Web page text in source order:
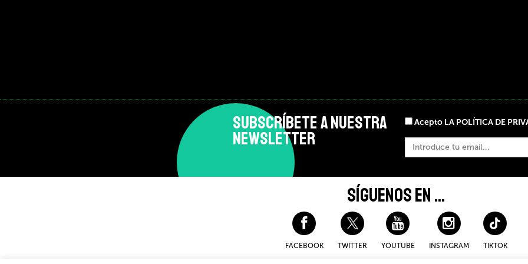
SUBSCRÍBETE A NUESTRA
NEWSLETTER
Acepto LA POLÍTICA DE
SÍGUENOS EN ...
FACEBOOK TWITTER YOUTUBE INSTAGRAM TIKTOK